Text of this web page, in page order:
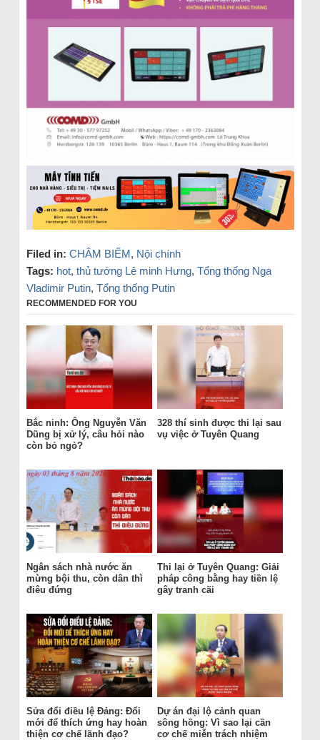
Filed in: CHÂM BIẾM, Nội chính
Tags: hot, thủ tướng Lê minh Hưng, Tổng thống Nga
Vladimir Putin, Tổng thống Putin
RECOMMENDED FOR YOU
Bắc ninh: Ông Nguyễn Văn
Dũng bị xử lý, câu hỏi nào
còn bỏ ngỏ?
328 thí sinh được thi lại sau
vụ việc ở Tuyên Quang
Ngân sách nhà nước ăn
mừng bội thu, còn dân thì
điêu đứng
Thi lại ở Tuyên Quang: Giải
pháp công bằng hay tiền lệ
gây tranh cãi
Sửa đổi điều lệ Đảng: Đổi
mới để thích ứng hay hoàn
thiện cơ chế lãnh đạo?
Dự án đại lộ cảnh quan
sông hồng: Vì sao lại cần
cơ chế miễn trách nhiệm